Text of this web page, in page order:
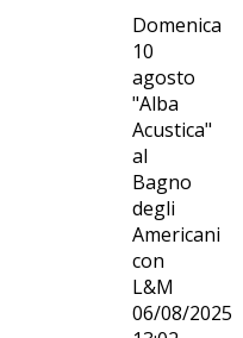
Domenica
10
agosto
"Alba
Acustica"
al
Bagno
degli
Americani
con
L&M
06/08/2025